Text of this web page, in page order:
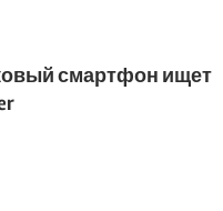
смартфон ищет